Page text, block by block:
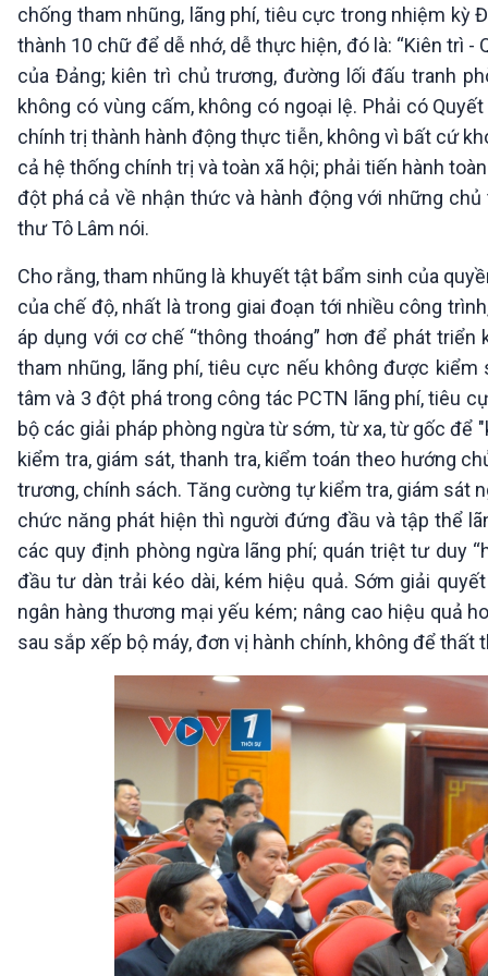
chống tham nhũng, lãng phí, tiêu cực trong nhiệm kỳ
thành 10 chữ để dễ nhớ, dễ thực hiện, đó là: “Kiên trì
của Đảng; kiên trì chủ trương, đường lối đấu tranh
không có vùng cấm, không có ngoại lệ. Phải có
chính trị thành hành động thực tiễn, không vì bất cứ
cả hệ thống chính trị và toàn xã hội; phải tiến hành
đột phá cả về nhận thức và hành động với những
thư Tô Lâm nói.
Cho rằng, tham nhũng là khuyết tật bẩm sinh của
của chế độ, nhất là trong giai đoạn tới nhiều công
áp dụng với cơ chế “thông thoáng” hơn để phát
tham nhũng, lãng phí, tiêu cực nếu không được
tâm và 3 đột phá trong công tác PCTN lãng phí, tiêu
bộ các giải pháp phòng ngừa từ sớm, từ xa, từ gốc để
kiểm tra, giám sát, thanh tra, kiểm toán theo hướng
trương, chính sách. Tăng cường tự kiểm tra, giám sát
chức năng phát hiện thì người đứng đầu và tập thể
các quy định phòng ngừa lãng phí; quán triệt tư duy
đầu tư dàn trải kéo dài, kém hiệu quả. Sớm giải
ngân hàng thương mại yếu kém; nâng cao hiệu quả
sau sắp xếp bộ máy, đơn vị hành chính, không để thất